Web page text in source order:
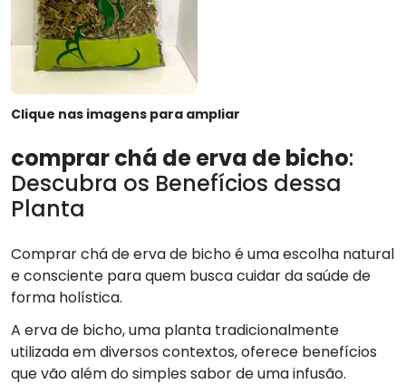
Clique nas imagens para ampliar
comprar chá de erva de bicho:
Descubra os Benefícios dessa
Planta
Comprar chá de erva de bicho é uma escolha natural
e consciente para quem busca cuidar da saúde de
forma holística.
A erva de bicho, uma planta tradicionalmente
utilizada em diversos contextos, oferece benefícios
que vão além do simples sabor de uma infusão.